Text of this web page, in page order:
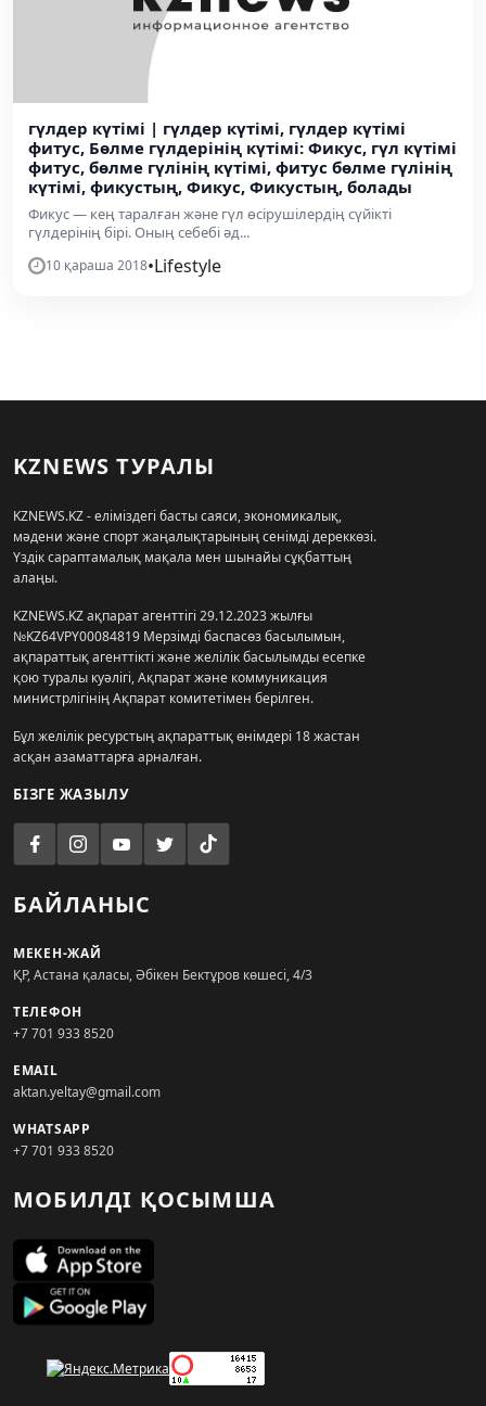
гүлдер күтімі | гүлдер күтімі, гүлдер күтімі
фитус, Бөлме гүлдерінің күтімі: Фикус, гүл күтімі
фитус, бөлме гүлінің күтімі, фитус бөлме гүлінің
күтімі, фикустың, Фикус, Фикустың, болады
Фикус — кең таралған және гүл өсірушілердің сүйікті
гүлдерінің бірі. Оның себебі әд...
10 қараша 2018•Lifestyle
KZNEWS ТУРАЛЫ
KZNEWS.KZ - еліміздегі басты саяси, экономикалық,
мәдени және спорт жаңалықтарының сенімді дереккөзі.
Үздік сараптамалық мақала мен шынайы сұқбаттың
алаңы.
KZNEWS.KZ ақпарат агенттігі 29.12.2023 жылғы
№KZ64VPY00084819 Мерзімді баспасөз басылымын,
ақпараттық агенттікті және желілік басылымды есепке
қою туралы куәлігі, Ақпарат және коммуникация
министрлігінің Ақпарат комитетімен берілген.
Бұл желілік ресурстың ақпараттық өнімдері 18 жастан
асқан азаматтарға арналған.
БІЗГЕ ЖАЗЫЛУ
БАЙЛАНЫС
МЕКЕН-ЖАЙ
ҚР, Астана қаласы, Әбікен Бектұров көшесі, 4/3
ТЕЛЕФОН
+7 701 933 8520
EMAIL
aktan.yeltay@gmail.com
WHATSAPP
+7 701 933 8520
МОБИЛДІ ҚОСЫМША